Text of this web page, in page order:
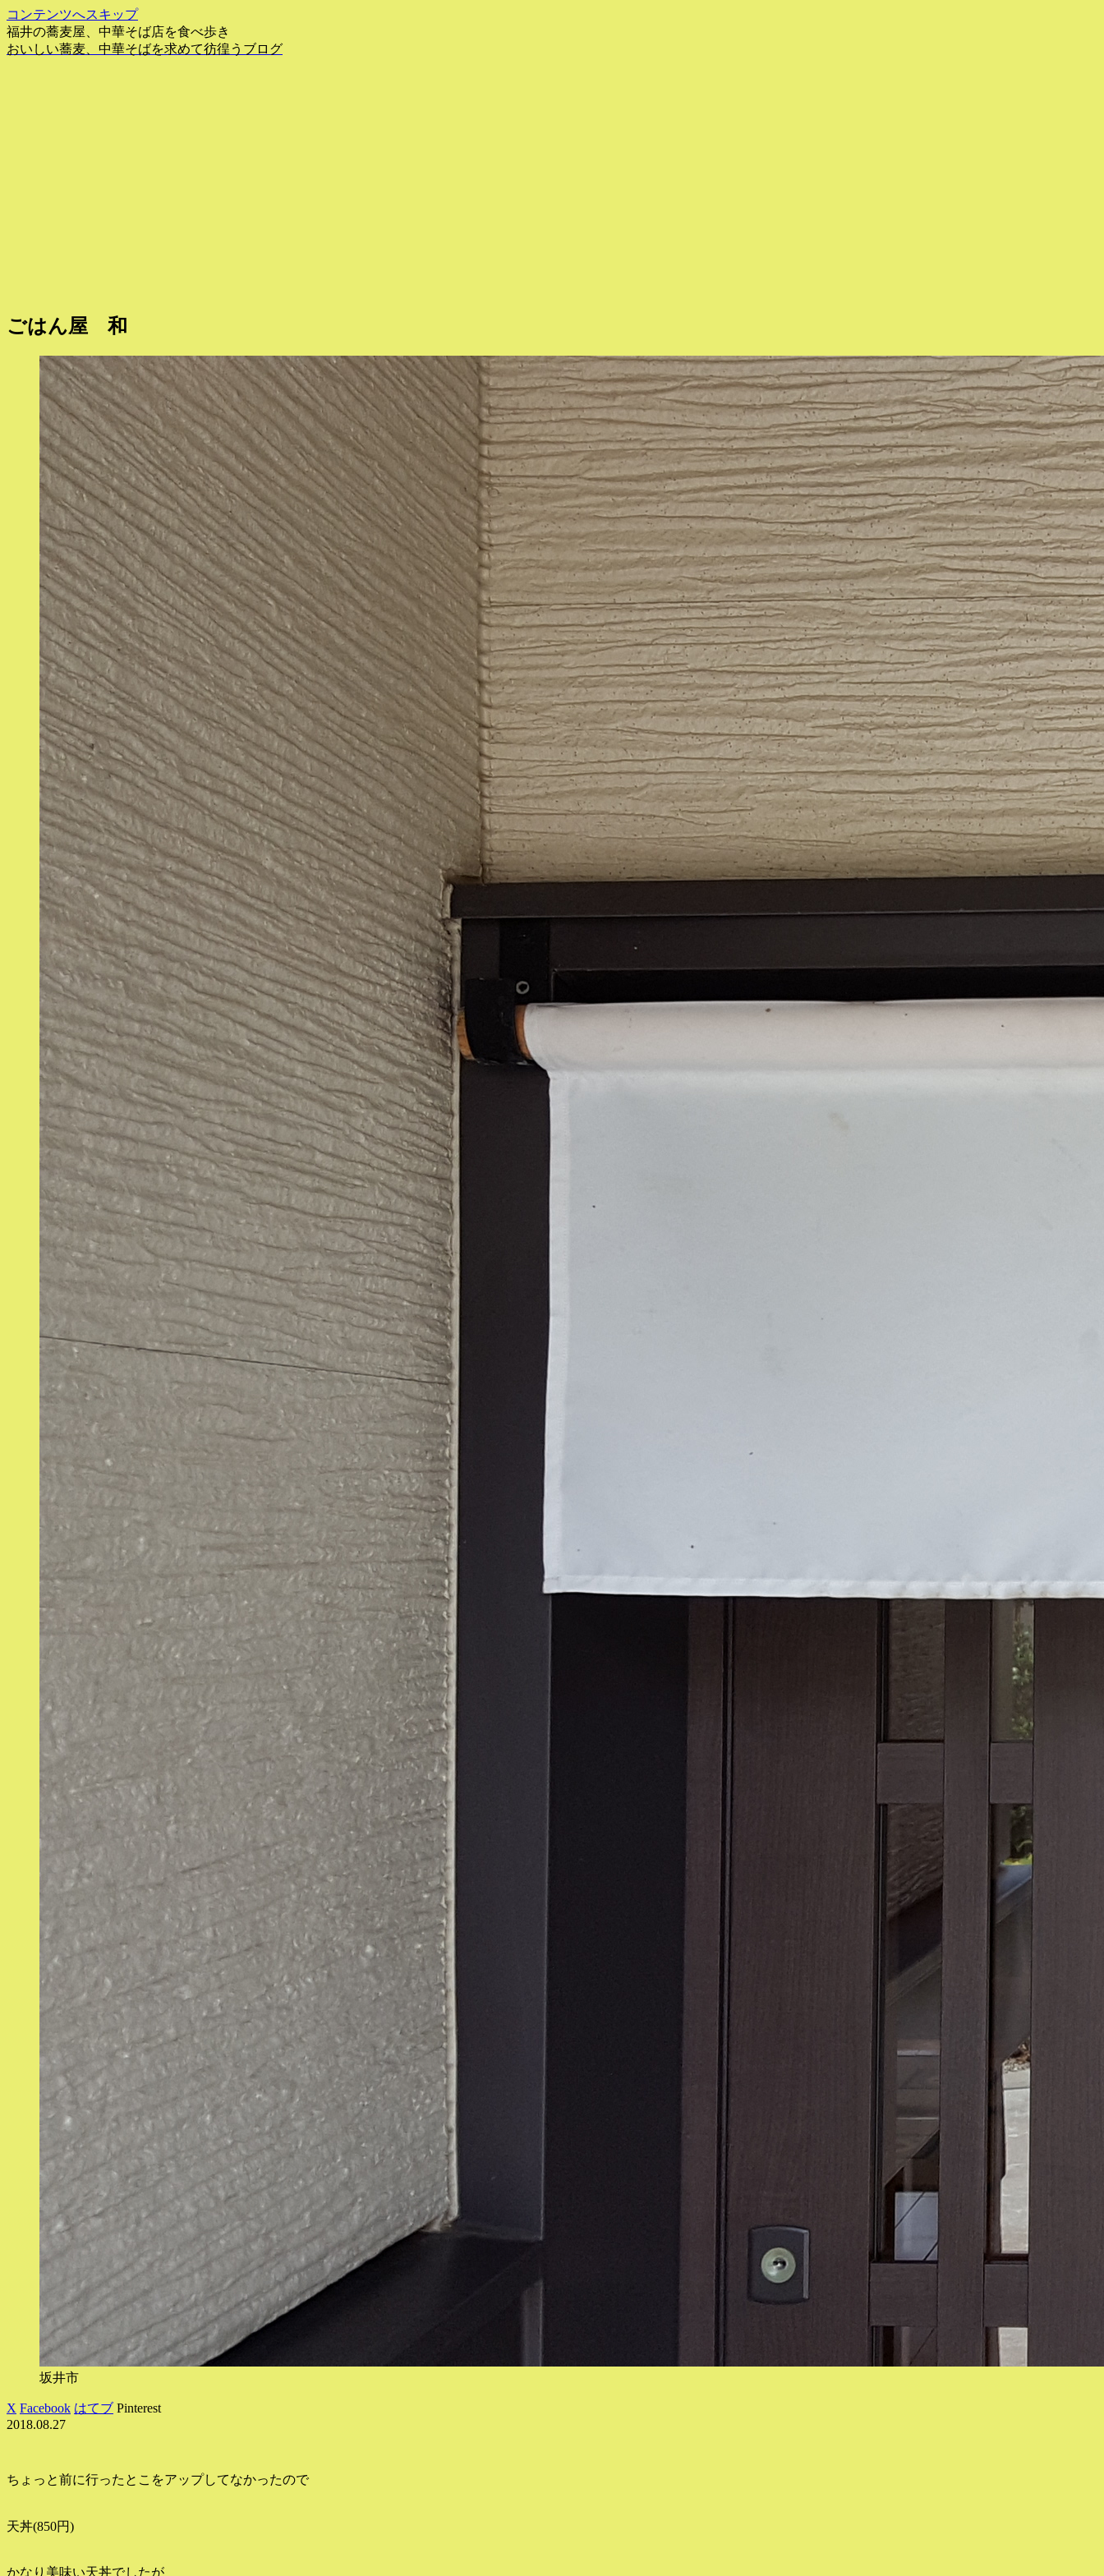
コンテンツへスキップ
福井の蕎麦屋、中華そば店を食べ歩き
おいしい蕎麦、中華そばを求めて彷徨うブログ
ごはん屋 和
坂井市
X Facebook はてブ Pinterest
2018.08.27
ちょっと前に行ったとこをアップしてなかったので
天丼(850円)
かなり美味い天丼でしたが